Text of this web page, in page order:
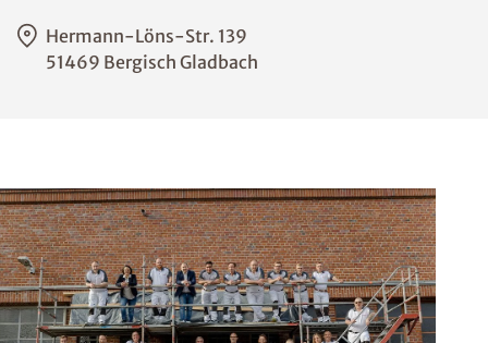
Hermann-Löns-Str. 139
51469 Bergisch Gladbach